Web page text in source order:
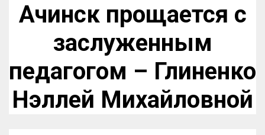
Ачинск прощается с
заслуженным
педагогом – Глиненко
Нэллей Михайловной